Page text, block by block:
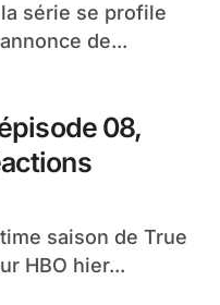
de...
08,
HBO hier...